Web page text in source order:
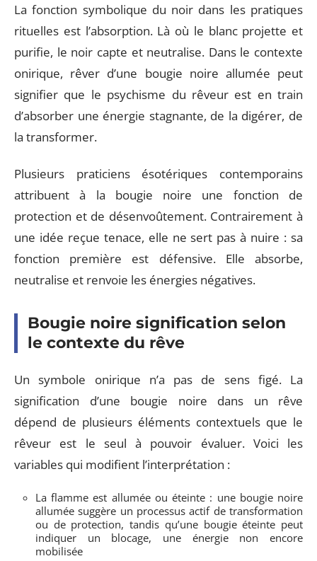
La fonction symbolique du noir dans les pratiques
rituelles est l’absorption. Là où le blanc projette et
purifie, le noir capte et neutralise. Dans le contexte
onirique, rêver d’une bougie noire allumée peut
signifier que le psychisme du rêveur est en train
d’absorber une énergie stagnante, de la digérer, de
la transformer.
Plusieurs praticiens ésotériques contemporains
attribuent à la bougie noire une fonction de
protection et de désenvoûtement. Contrairement à
une idée reçue tenace, elle ne sert pas à nuire : sa
fonction première est défensive. Elle absorbe,
neutralise et renvoie les énergies négatives.
Bougie noire signification selon
le contexte du rêve
Un symbole onirique n’a pas de sens figé. La
signification d’une bougie noire dans un rêve
dépend de plusieurs éléments contextuels que le
rêveur est le seul à pouvoir évaluer. Voici les
variables qui modifient l’interprétation :
La flamme est allumée ou éteinte : une bougie noire
allumée suggère un processus actif de transformation
ou de protection, tandis qu’une bougie éteinte peut
indiquer un blocage, une énergie non encore
mobilisée